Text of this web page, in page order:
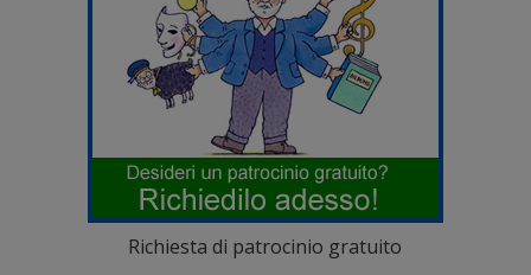
Richiesta di patrocinio gratuito